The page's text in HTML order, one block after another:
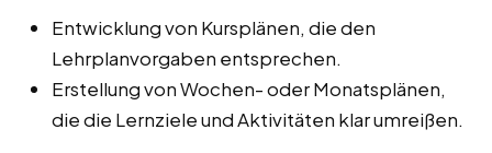
Entwicklung von Kursplänen, die den
Lehrplanvorgaben entsprechen.
Erstellung von Wochen- oder Monatsplänen,
die die Lernziele und Aktivitäten klar umreißen.